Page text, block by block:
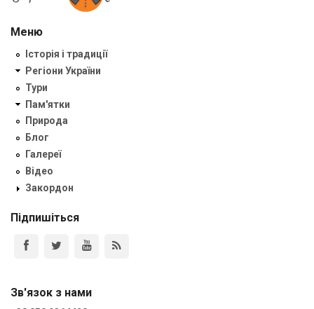
Меню
Історія і традиції
Регіони України
Тури
Пам'ятки
Природа
Блог
Галереї
Відео
Закордон
Підпишіться
Зв'язок з нами